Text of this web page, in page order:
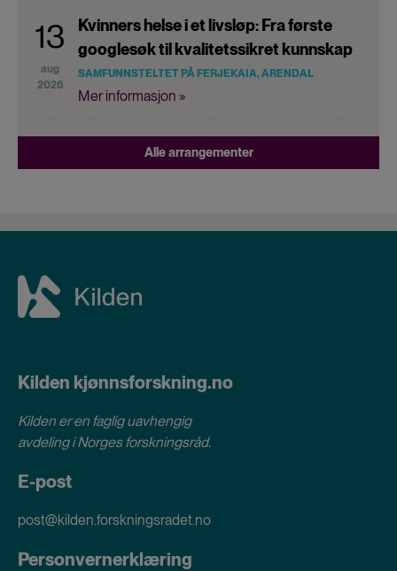
13
aug
2026
Kvinners helse i et livsløp: Fra første
googlesøk til kvalitetssikret kunnskap
SAMFUNNSTELTET PÅ FERJEKAIA, ARENDAL
Mer informasjon »
Alle arrangementer
Kilden kjønnsforskning.no
Kilden er en faglig uavhengig
avdeling iNorges forskningsråd.
E-post
post@kilden.forskningsradet.no
Personvernerklæring